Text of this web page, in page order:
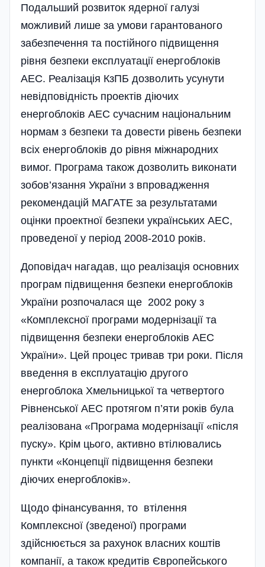
Подальший розвиток ядерної галу­зі
можливий лише за умови гарантованого
забезпечення та постій­ного підвищення
рівня безпеки експлуатації енергоблоків
АЕС. Реалізація КзПБ дозволить усунути
невідпо­від­ність проектів діючих
енергоблоків АЕС сучасним національним
нормам з безпеки та довести рівень безпеки
всіх енерго­блоків до рівня міжнародних
вимог. Програма також­ дозволить виконати
зобов’язання України з впровадження
рекомендацій МАГАТЕ за результатами
оцінки проектної безпеки українських АЕС,
проведе­ної у період 2008-2010 років.
Доповідач нагадав, що реалізація основних
програм підвищення безпеки енергоблоків
України розпочалася ще 2002 року з
«Комплексної програми модернізації та
підвищення безпеки енергоблоків АЕС
України». Цей процес тривав три роки. Після
введення в екс­плу­атацію­ другого
енергоблока Хмельницької та четвертого
Рівненської АЕС про­тя­гом п’яти років була
реалізована «Програма модернізації «після
пуску». Крім цього, активно втілювались
пункти «Концепції підвищення безпеки
діючих енергоблоків».
Щодо фінансування, то втілення
Комплексної (зведеної) програми
здійснюється за рахунок власних­ коштів
компанії, а також кредитів Європейського